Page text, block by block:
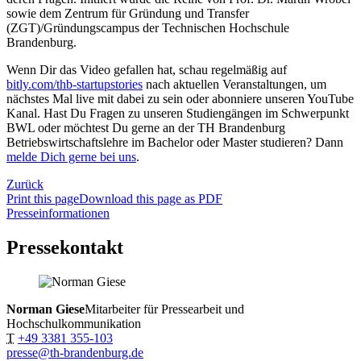
sowie dem Zentrum für Gründung und Transfer
(ZGT)/Gründungscampus der Technischen Hochschule
Brandenburg.
Wenn Dir das Video gefallen hat, schau regelmäßig auf
bitly.com/thb-startupstories nach aktuellen Veranstaltungen, um
nächstes Mal live mit dabei zu sein oder abonniere unseren YouTube
Kanal. Hast Du Fragen zu unseren Studiengängen im Schwerpunkt
BWL oder möchtest Du gerne an der TH Brandenburg
Betriebswirtschaftslehre im Bachelor oder Master studieren? Dann
melde Dich gerne bei uns.
Zurück
Print this pageDownload this page as PDF
Presseinformationen
Pressekontakt
Norman GieseMitarbeiter für Pressearbeit und
Hochschulkommunikation
T +49 3381 355-103
presse@th-brandenburg.de